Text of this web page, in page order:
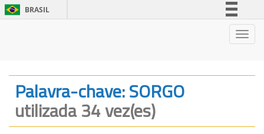
BRASIL
Legislação
Palavra-chave: SORGO
utilizada 34 vez(es)